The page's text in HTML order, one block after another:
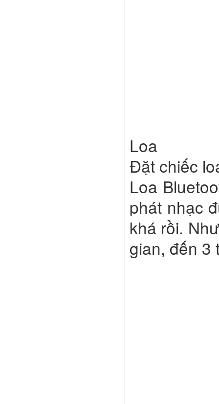
Loa
Đặt chiếc
Loa
phát nhạc
khá rồi.
gian, đến 3